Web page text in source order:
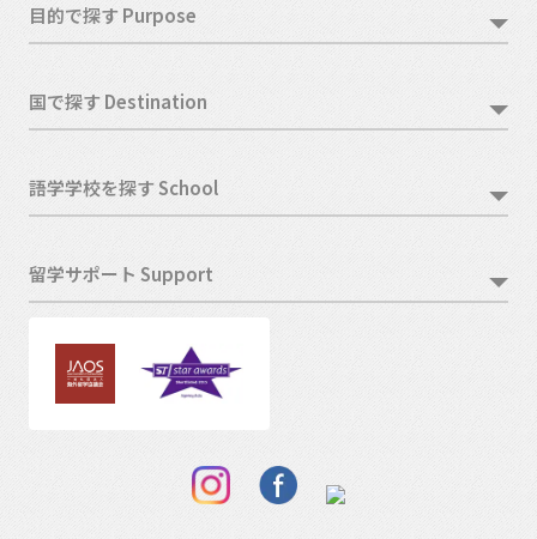
目的で探す Purpose
国で探す Destination
語学学校を探す School
留学サポート Support